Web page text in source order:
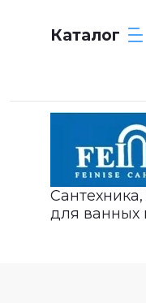
Каталог
для ванных